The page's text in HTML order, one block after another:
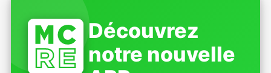
Découvrez
notre nouvelle